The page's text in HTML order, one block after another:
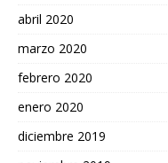
abril 2020
marzo 2020
febrero 2020
enero 2020
diciembre 2019